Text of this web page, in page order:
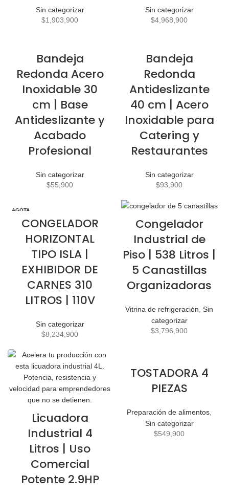
Sin categorizar
$1,903,900
Sin categorizar
$4,968,900
Bandeja
Redonda Acero
Inoxidable 30
cm | Base
Antideslizante y
Acabado
Profesional
Sin categorizar
$55,900
Bandeja
Redonda
Antideslizante
40 cm | Acero
Inoxidable para
Catering y
Restaurantes
Sin categorizar
$93,900
AGOTA
CONGELADOR
HORIZONTAL
TIPO ISLA |
EXHIBIDOR DE
CARNES 310
LITROS | 110V
Sin categorizar
$8,234,900
Congelador
Industrial de
Piso | 538 Litros |
5 Canastillas
Organizadoras
Vitrina de refrigeración Sin
categorizar
$3,796,900
Licuadora
Industrial 4
Litros | Uso
Comercial
Potente 2.9HP
TOSTADORA 4
PIEZAS
Preparación de alimentos
Sin categorizar
$549,900